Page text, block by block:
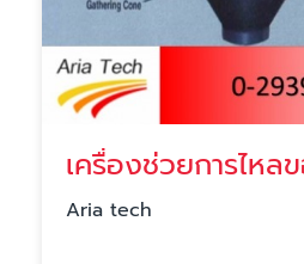
Aria tech